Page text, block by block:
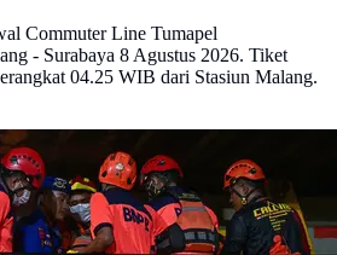
Commuter Line Tumapel
- Surabaya 8 Agustus 2026. Tiket
04.25 WIB dari Stasiun Malang.